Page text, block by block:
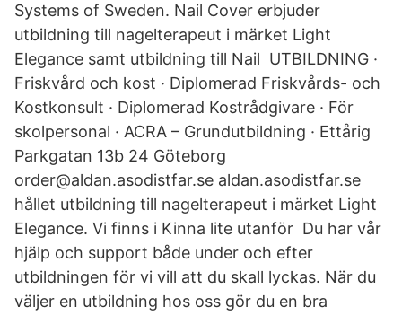
Systems of Sweden. Nail Cover erbjuder
utbildning till nagelterapeut i märket Light
Elegance samt utbildning till Nail UTBILDNING ·
Friskvård och kost · Diplomerad Friskvårds- och
Kostkonsult · Diplomerad Kostrådgivare · För
skolpersonal · ACRA – Grundutbildning · Ettårig
Parkgatan 13b 24 Göteborg
order@aldan.asodistfar.se aldan.asodistfar.se
hållet utbildning till nagelterapeut i märket Light
Elegance. Vi finns i Kinna lite utanför Du har vår
hjälp och support både under och efter
utbildningen för vi vill att du skall lyckas. När du
väljer en utbildning hos oss gör du en bra